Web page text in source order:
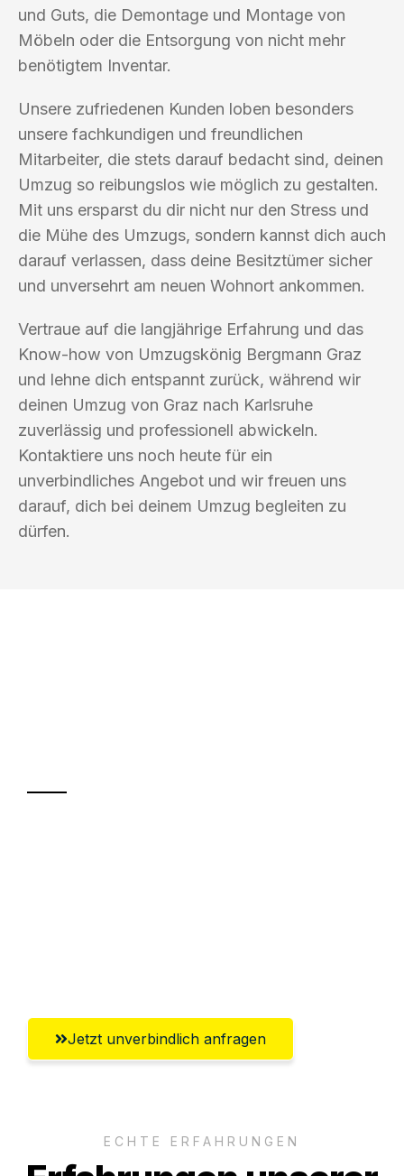
und Guts, die Demontage und Montage von
Möbeln oder die Entsorgung von nicht mehr
benötigtem Inventar.
Unsere zufriedenen Kunden loben besonders
unsere fachkundigen und freundlichen
Mitarbeiter, die stets darauf bedacht sind, deinen
Umzug so reibungslos wie möglich zu gestalten.
Mit uns ersparst du dir nicht nur den Stress und
die Mühe des Umzugs, sondern kannst dich auch
darauf verlassen, dass deine Besitztümer sicher
und unversehrt am neuen Wohnort ankommen.
Vertraue auf die langjährige Erfahrung und das
Know-how von Umzugskönig Bergmann Graz
und lehne dich entspannt zurück, während wir
deinen Umzug von Graz nach Karlsruhe
zuverlässig und professionell abwickeln.
Kontaktiere uns noch heute für ein
unverbindliches Angebot und wir freuen uns
darauf, dich bei deinem Umzug begleiten zu
dürfen.
Jetzt unverbindlich anfragen
ECHTE ERFAHRUNGEN